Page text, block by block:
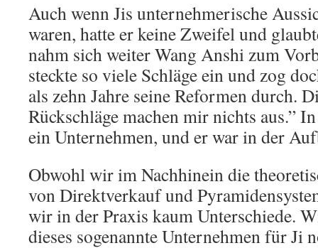
Auch wenn Jis unternehmerische
waren, hatte er keine Zweifel und
nahm sich weiter Wang Anshi zum
steckte so viele Schläge ein und zog
als zehn Jahre seine Reformen durch.
Rückschläge machen mir nichts aus.”
ein Unternehmen, und er war in der
Obwohl wir im Nachhinein die
von Direktverkauf und
wir in der Praxis kaum Unterschiede.
dieses sogenannte Unternehmen für Ji